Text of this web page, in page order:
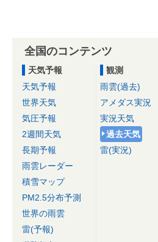
全国のコンテンツ
天気予報
天気予報
世界天気
気圧予報
2週間天気
長期予報
雨雲レーダー
積雪マップ
PM2.5分布予測
世界の雨雲
雷(予報)
観測
雨雲(過去)
アメダス実況
実況天気
過去天気
雷(実況)